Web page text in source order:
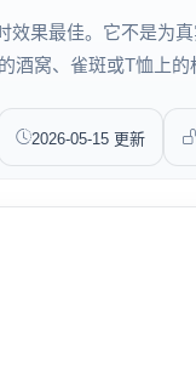
效果最佳。它不是为
酒窝、雀斑或T恤上
2026-05-15 更新